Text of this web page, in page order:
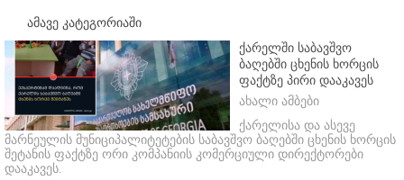
ამავე კატეგორიაში
ქარელში საბავშვო
ბაღებში ცხენის ხორცის
ფაქტზე პირი დააკავეს
ახალი ამბები
ქარელისა და ასევე
მარნეულის მუნიციპალიტეტების საბავშვო ბაღებში ცხენის ხორცის
შეტანის ფაქტზე ორი კომპანიის კომერციული დირექტორები
დააკავეს.